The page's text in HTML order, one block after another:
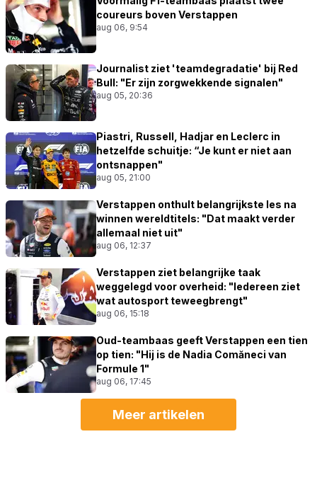
coureurs boven Verstappen
aug 06, 9:54
Journalist ziet 'teamdegradatie' bij Red
Bull: "Er zijn zorgwekkende signalen"
aug 05, 20:36
Piastri, Russell, Hadjar en Leclerc in
hetzelfde schuitje: “Je kunt er niet aan
ontsnappen"
aug 05, 21:00
Verstappen onthult belangrijkste les na
winnen wereldtitels: "Dat maakt verder
allemaal niet uit"
aug 06, 12:37
Verstappen ziet belangrijke taak
weggelegd voor overheid: "Iedereen ziet
wat autosport teweegbrengt"
aug 06, 15:18
Oud-teambaas geeft Verstappen een tien
op tien: "Hij is de Nadia Comăneci van
Formule 1"
aug 06, 17:45
Meer artikelen